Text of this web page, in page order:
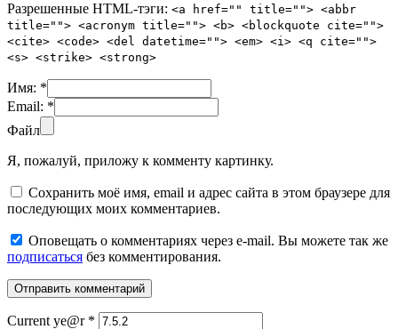
Разрешенные HTML-тэги: <a href="" title=""> <abbr
title=""> <acronym title=""> <b> <blockquote cite="">
<cite> <code> <del datetime=""> <em> <i> <q cite="">
<s> <strike> <strong>
Имя: *
Email: *
Файл
Я, пожалуй, приложу к комменту картинку.
Сохранить моё имя, email и адрес сайта в этом браузере для
последующих моих комментариев.
Оповещать о комментариях через e-mail. Вы можете так же
подписаться без комментирования.
Current ye@r *